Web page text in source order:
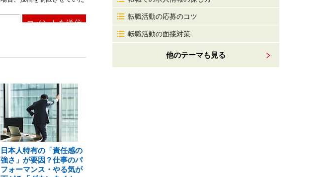
日本人特有の「責任感の
強さ」が要因？仕事のパ
フォーマンス・やる気が
転職活動の応募のコツ
転職活動の面接対策
他のテーマも見る